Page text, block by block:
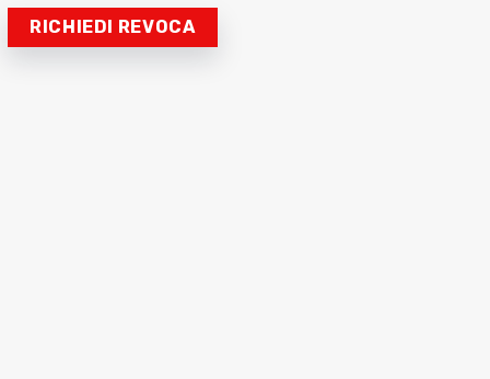
RICHIEDI REVOCA